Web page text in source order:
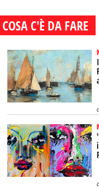
COSA C'È DA FARE